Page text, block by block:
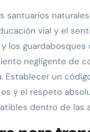
santuarios
vial y el
los
negligente de
Establecer un
y el respeto
dentro de las